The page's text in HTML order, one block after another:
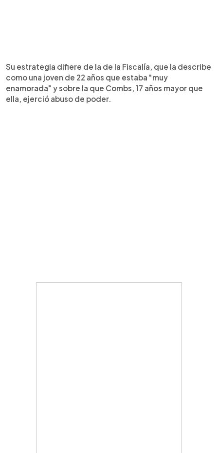
Su estrategia difiere de la de la Fiscalía, que la describe
como una joven de 22 años que estaba "muy
enamorada" y sobre la que Combs, 17 años mayor que
ella, ejerció abuso de poder.